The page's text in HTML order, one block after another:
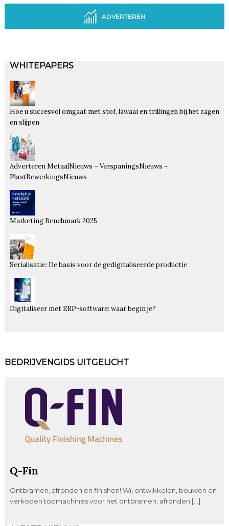
ADVERTEREN
WHITEPAPERS
Hoe u succesvol omgaat met stof, lawaai en trillingen bij het zagen
en slijpen
Adverteren MetaalNieuws – VerspaningsNieuws –
PlaatBewerkingsNieuws
Marketing Benchmark 2025
Serialisatie: De basis voor de gedigitaliseerde productie
Digitaliseer met ERP-software: waar begin je?
BEDRIJVENGIDS UITGELICHT
Q-Fin
Ontbramen, afronden en finishen! Wij ontwikkelen, bouwen en
verkopen topmachines voor het ontbramen, afronden […]